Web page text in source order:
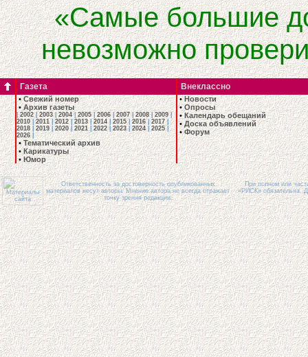
«Самые большие
невозможно
Газета Внеклассно
•Свежий номер
•Архив газеты
|2002|2003|2004|2005|2006|2007|2008|2009|
2010|2011|2012|2013|2014|2015|2016|2017|
2018|2019|2020|2021|2022|2023|2024|2025|
2026|
•Тематический архив
•Карикатуры
•Юмор
•Новости
•Опросы
•Календарь обещаний
•Доска объявлений
•Форум
Ответственность за достоверность опубликованных
материалов несут авторы. Мнение автора не всегда отражает
точку зрения редакции.
При полном или
«РИСК» обязательна.